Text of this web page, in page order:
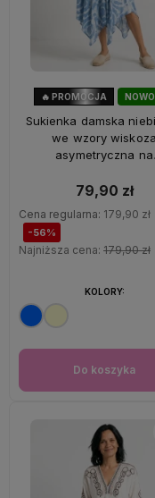
🔥 PROMOCJA
Sukienka damska
we wzory wiskoza
asymetryczna na
79,90 zł
Cena regularna: 179,90 zł
-56%
Najniższa cena: 179,90 zł
Do koszyka
KOLORY: